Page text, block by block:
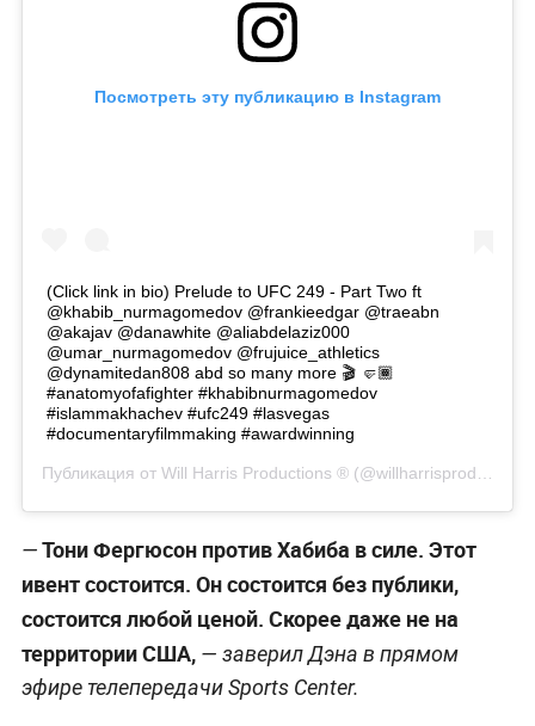
Посмотреть эту публикацию в Instagram
(Click link in bio) Prelude to UFC 249 - Part Two ft
@khabib_nurmagomedov @frankieedgar @traeabn
@akajav @danawhite @aliabdelaziz000
@umar_nurmagomedov @frujuice_athletics
@dynamitedan808 abd so many more 🎬 🤛🏾
#anatomyofafighter #khabibnurmagomedov
#islammakhachev #ufc249 #lasvegas
#documentaryfilmmaking #awardwinning
Публикация от Will Harris Productions ®️(@willharrisproductions)
—Тони Фергюсон против Хабиба в силе. Этот
ивент состоится. Он состоится без публики,
состоится любой ценой. Скорее даже не на
территории США,— заверил Дэна в прямом
эфире телепередачи Sports Center.